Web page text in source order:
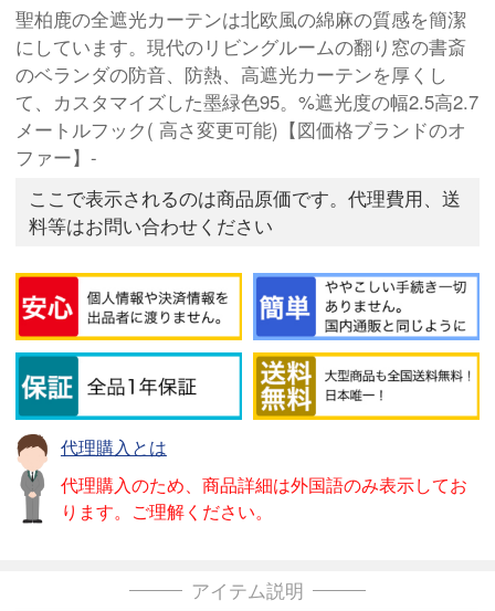
聖柏鹿の全遮光カーテンは北欧風の綿麻の質感を簡潔
にしています。現代のリビングルームの翻り窓の書斎
のベランダの防音、防熱、高遮光カーテンを厚くし
て、カスタマイズした墨緑色95。%遮光度の幅2.5高2.7
メートルフック( 高さ変更可能)【図価格ブランドのオ
ファー】-
ここで表示されるのは商品原価です。代理費用、送
料等はお問い合わせください
代理購入とは
代理購入のため、商品詳細は外国語のみ表示してお
ります。ご理解ください。
アイテム説明